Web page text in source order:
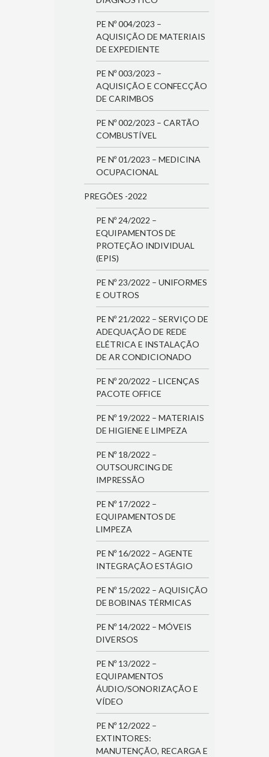
PE Nº 004/2023 –
AQUISIÇÃO DE MATERIAIS
DE EXPEDIENTE
PE Nº 003/2023 –
AQUISIÇÃO E CONFECÇÃO
DE CARIMBOS
PE Nº 002/2023 – CARTÃO
COMBUSTÍVEL
PE Nº 01/2023 – MEDICINA
OCUPACIONAL
PREGÕES -2022
PE Nº 24/2022 –
EQUIPAMENTOS DE
PROTEÇÃO INDIVIDUAL
(EPIS)
PE Nº 23/2022 – UNIFORMES
E OUTROS
PE Nº 21/2022 – SERVIÇO DE
ADEQUAÇÃO DE REDE
ELÉTRICA E INSTALAÇÃO
DE AR CONDICIONADO
PE Nº 20/2022 – LICENÇAS
PACOTE OFFICE
PE Nº 19/2022 – MATERIAIS
DE HIGIENE E LIMPEZA
PE Nº 18/2022 –
OUTSOURCING DE
IMPRESSÃO
PE Nº 17/2022 –
EQUIPAMENTOS DE
LIMPEZA
PE Nº 16/2022 – AGENTE
INTEGRAÇÃO ESTÁGIO
PE Nº 15/2022 – AQUISIÇÃO
DE BOBINAS TÉRMICAS
PE Nº 14/2022 – MÓVEIS
DIVERSOS
PE Nº 13/2022 –
EQUIPAMENTOS
ÁUDIO/SONORIZAÇÃO E
VÍDEO
PE Nº 12/2022 –
EXTINTORES:
MANUTENÇÃO, RECARGA E